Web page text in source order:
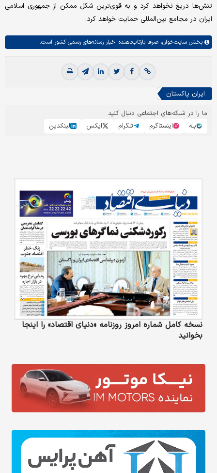
تنش‌ها دریغ نخواهد کرد و به قوی‌ترین شکل ممکن از جمهوری اسلامی
ایران در مجامع بین‌المللی حمایت خواهد کرد.
بخش سایت‌خوان، صرفا بازتاب‌دهنده اخبار رسانه‌های رسمی کشور است.
ایران پاکستان
ما را در شبکه‌های اجتماعی دنبال کنید
بله
اینستاگرم تلگرام ایکس لینکدین
نسخه کامل شماره امروز روزنامه «دنیای‌ اقتصاد» را اینجا
بخوانید